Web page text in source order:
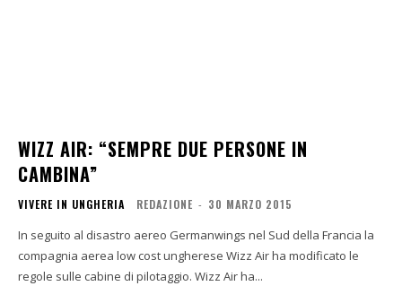
WIZZ AIR: “SEMPRE DUE PERSONE IN
CAMBINA”
VIVERE IN UNGHERIA REDAZIONE - 30 MARZO 2015
In seguito al disastro aereo Germanwings nel Sud della Francia la
compagnia aerea low cost ungherese Wizz Air ha modificato le
regole sulle cabine di pilotaggio. Wizz Air ha...